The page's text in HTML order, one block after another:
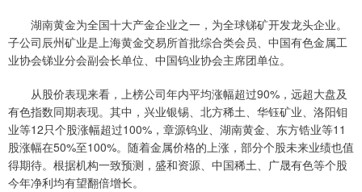
湖南黄金为全国十大产金企业之一，为全球锑矿开发龙头企业。
子公司辰州矿业是上海黄金交易所首批综合类会员、中国有色金属工
业协会锑业分会副会长单位、中国钨业协会主席团单位。
从股价表现来看，上榜公司年内平均涨幅超过90%，远超大盘及
有色指数同期表现。其中，兴业银锡、北方稀土、华钰矿业、洛阳钼
业等12只个股涨幅超过100%，章源钨业、湖南黄金、东方锆业等11
股涨幅在50%至100%。随着金属价格的上涨，部分个股未来业绩也值
得期待。根据机构一致预测，盛和资源、中国稀土、广晟有色等个股
今年净利均有望翻倍增长。